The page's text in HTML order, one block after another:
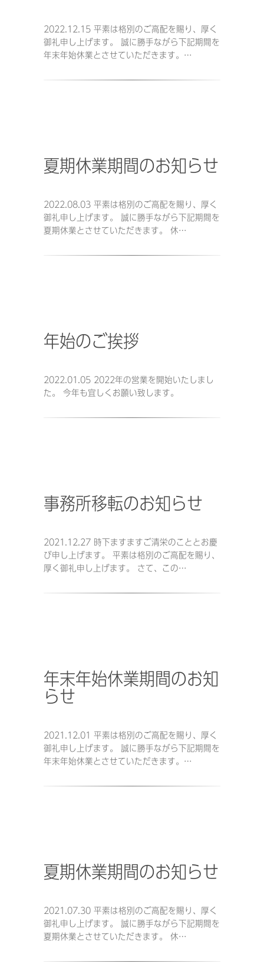
2022.12.15 平素は格別のご高配を賜り、厚く
御礼申し上げます。 誠に勝手ながら下記期間を
年末年始休業とさせていただきます。…
夏期休業期間のお知らせ
2022.08.03 平素は格別のご高配を賜り、厚く
御礼申し上げます。 誠に勝手ながら下記期間を
夏期休業とさせていただきます。 休…
年始のご挨拶
2022.01.05 2022年の営業を開始いたしまし
た。 今年も宜しくお願い致します。
事務所移転のお知らせ
2021.12.27 時下ますますご清栄のこととお慶
び申し上げます。 平素は格別のご高配を賜り、
厚く御礼申し上げます。 さて、この…
年末年始休業期間のお知
らせ
2021.12.01 平素は格別のご高配を賜り、厚く
御礼申し上げます。 誠に勝手ながら下記期間を
年末年始休業とさせていただきます。…
夏期休業期間のお知らせ
2021.07.30 平素は格別のご高配を賜り、厚く
御礼申し上げます。 誠に勝手ながら下記期間を
夏期休業とさせていただきます。 休…